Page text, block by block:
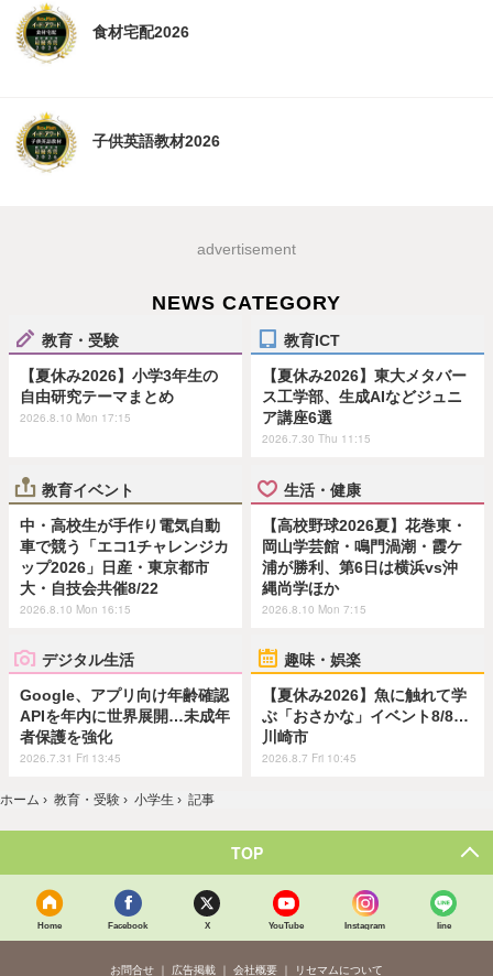
食材宅配2026
子供英語教材2026
advertisement
NEWS CATEGORY
教育・受験
【夏休み2026】小学3年生の
自由研究テーマまとめ
2026.8.10 Mon 17:15
教育ICT
【夏休み2026】東大メタバー
ス工学部、生成AIなどジュニ
ア講座6選
2026.7.30 Thu 11:15
教育イベント
中・高校生が手作り電気自動
車で競う「エコ1チャレンジカ
ップ2026」日産・東京都市
大・自技会共催8/22
2026.8.10 Mon 16:15
生活・健康
【高校野球2026夏】花巻東・
岡山学芸館・鳴門渦潮・霞ケ
浦が勝利、第6日は横浜vs沖
縄尚学ほか
2026.8.10 Mon 7:15
デジタル生活
Google、アプリ向け年齢確認
APIを年内に世界展開…未成年
者保護を強化
2026.7.31 Fri 13:45
趣味・娯楽
【夏休み2026】魚に触れて学
ぶ「おさかな」イベント8/8…
川崎市
2026.8.7 Fri 10:45
ホーム › 教育・受験 › 小学生 › 記事
TOP
Home Facebook X YouTube Instagram line
お問合せ 広告掲載 会社概要 リセマムについて